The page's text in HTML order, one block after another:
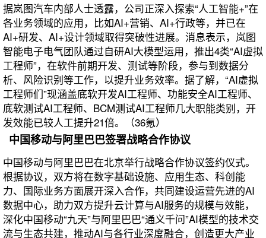
据岚图汽车内部人士透露，公司正深入探索“人工智能+”在
各业务领域的应用，比如AI+营销、AI+行政等，并已在
AI+研发、AI+设计领域取得突破性进展。消息表示，岚图
智能电子电气团队通过自研AI大模型运用，推出4类“AI虚拟
工程师”，在软件前期开发、测试等阶段，参与到数据分
析、风险识别等工作，以提升业务效率。据了解，“AI虚拟
工程师们”现涵盖底软开发AI工程师、功能安全AI工程师、
底软测试AI工程师、BCM测试AI工程师几大职能类别，开
发效能已较人工提升21倍。（36氪）
中国移动与阿里巴巴签署战略合作协议
中国移动与阿里巴巴在北京举行战略合作协议签约仪式。
根据协议，双方将在数字基础设施、应用生态、科创能
力、国际业务方面展开深入合作，共同建设运营先进的AI
数据中心，助力双方提升云计算与AI服务的规模与效能，
深化中国移动“九天”与阿里巴巴“通义千问”AI模型的技术交
流与生态共建，推动AI与各行业深度融合，创造更大产业